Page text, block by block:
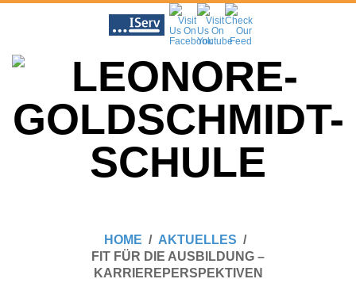
content
HOME
AKTUELLES
FIT FÜR DIE AUSBILDUNG –
KARRIEREPERSPEKTIVEN